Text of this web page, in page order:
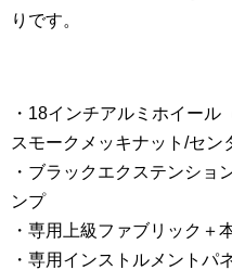
りです。
・18インチアルミホイール
スモークメッキナット/セン
・ブラックエクステンショ
ンプ
・専用上級ファブリック＋
・専用インストルメントパ